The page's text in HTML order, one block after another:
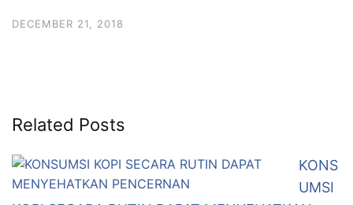
DECEMBER 21, 2018
Related Posts
KONS
UMSI